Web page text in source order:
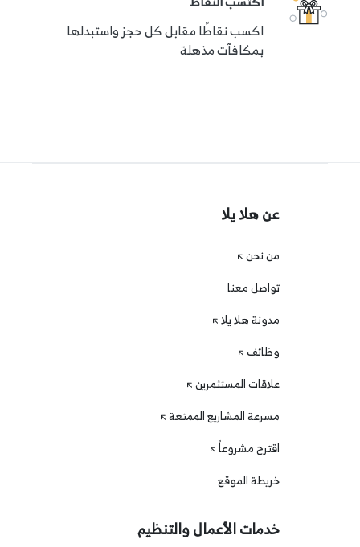
اكسب نقاطًا مقابل كل حجز واستبدلها
بمكافآت مذهلة
عن هلا يلا
من نحن
تواصل معنا
مدونة هلا يلا
وظائف
علاقات المستثمرين
مسرعة المشاريع الممتعة
اقترح مشروعاً
خريطة الموقع
خدمات الأعمال والتنظيم